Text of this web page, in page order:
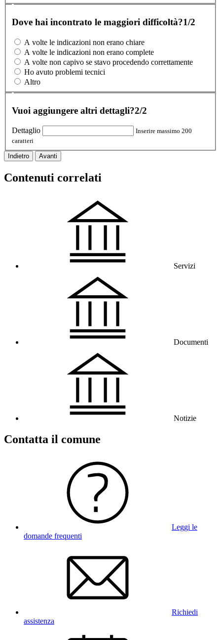
Dove hai incontrato le maggiori difficoltà?1/2
A volte le indicazioni non erano chiare
A volte le indicazioni non erano complete
A volte non capivo se stavo procedendo correttamente
Ho avuto problemi tecnici
Altro
Vuoi aggiungere altri dettagli?2/2
Dettaglio
Inserire massimo 200
caratteri
Indietro Avanti
Contenuti correlati
Servizi
Documenti
Notizie
Contatta il comune
Leggi le
domande frequenti
Richiedi
assistenza